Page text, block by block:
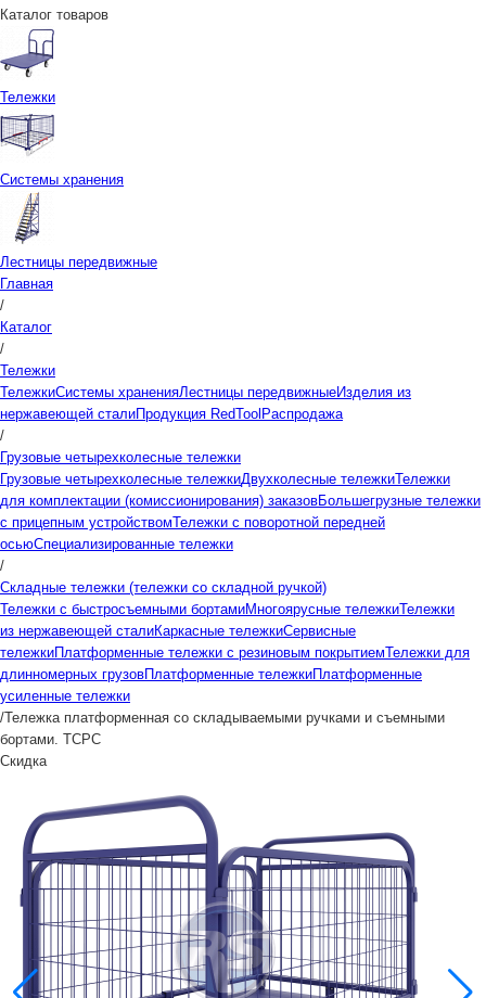
Каталог товаров
Тележки
Системы хранения
Лестницы передвижные
Главная
/
Каталог
/
Тележки
ТележкиСистемы храненияЛестницы передвижныеИзделия из
нержавеющей сталиПродукция RedTool Распродажа
/
Грузовые четырехколесные тележки
Грузовые четырехколесные тележкиДвухколесные тележкиТележки
для комплектации (комиссионирования) заказовБольшегрузные тележки
с прицепным устройствомТележки с поворотной передней
осьюСпециализированные тележки
/
Складные тележки (тележки со складной ручкой)
Тележки с быстросъемными бортамиМногоярусные тележкиТележки
из нержавеющей сталиКаркасные тележкиСервисные
тележкиПлатформенные тележки с резиновым покрытиемТележки для
длинномерных грузовПлатформенные тележкиПлатформенные
усиленные тележки
/Тележка платформенная со складываемыми ручками и съемными
бортами. ТСРС
Скидка